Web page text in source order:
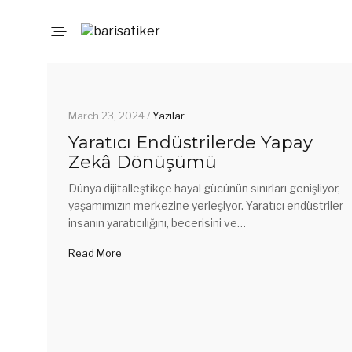
March 23, 2024 /Yazılar
Yaratıcı Endüstrilerde Yapay
Zekâ Dönüşümü
Dünya dijitalleştikçe hayal gücünün sınırları genişliyor,
yaşamımızın merkezine yerleşiyor. Yaratıcı endüstriler
insanın yaratıcılığını, becerisini ve…
Read More